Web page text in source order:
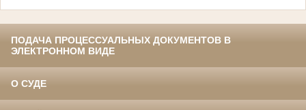
ПОДАЧА ПРОЦЕССУАЛЬНЫХ ДОКУМЕНТОВ В
ЭЛЕКТРОННОМ ВИДЕ
О СУДЕ